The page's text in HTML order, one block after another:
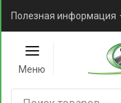
Полезная информация
Меню